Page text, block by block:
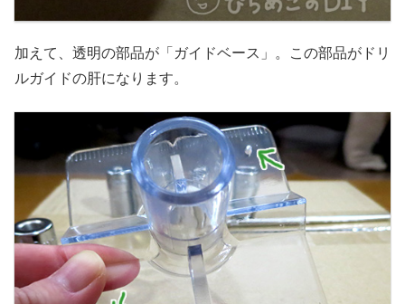
加えて、透明の部品が「ガイドベース」。この部品がドリ
ルガイドの肝になります。